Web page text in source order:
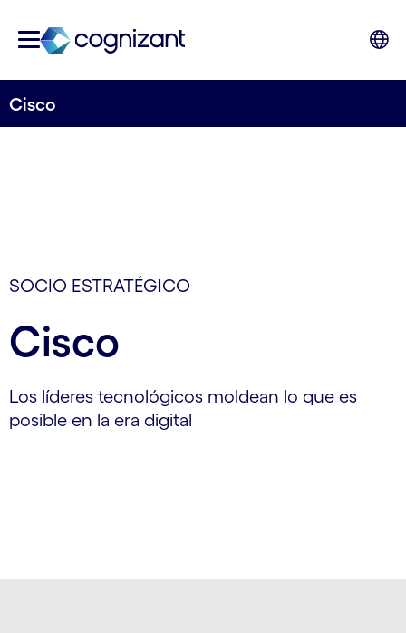
Cisco
SOCIO ESTRATÉGICO
Cisco
Los líderes tecnológicos moldean lo que es
posible en la era digital